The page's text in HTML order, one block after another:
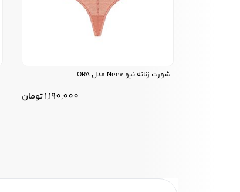
شورت زنانه نیو Neev مدل ORA
1,190,000تومان